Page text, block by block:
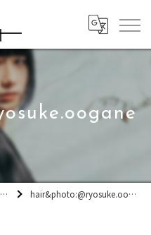
hair&photo:@ryosuke.oogane